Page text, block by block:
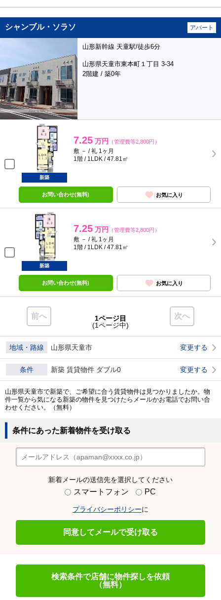
シャンブル・ソラソ アパート
山形新幹線 天童駅/徒歩6分
山形県天童市東本町１丁目 3-34
2階建 / 築0年
7.25 万円 （管理費等2,800円）
敷 － / 礼 1ヶ月
1階 / 1LDK / 47.81㎡
新築
お問い合わせ(無料) お気に入り
7.25 万円 （管理費等2,800円）
敷 － / 礼 1ヶ月
1階 / 1LDK / 47.81㎡
新築
お問い合わせ(無料) お気に入り
前へ 次へ
1ページ目
(1ページ中)
地域・路線 山形県天童市 変更する
条件 新築 賃貸物件 ダブル0 変更する
山形県天童市で新築で、ご希望に合う賃貸物件は見つかりましたか。物
件一覧から気になる新築の物件を見つけたらメールかお電話でお問い合
わせください。（無料）
条件にあった新着物件を受け取る
新着メールの送信先を選択してください
スマートフォン PC
プライバシーポリシーに
同意してメールで受け取る
検索条件で店舗に物件探しを依頼
（無料）